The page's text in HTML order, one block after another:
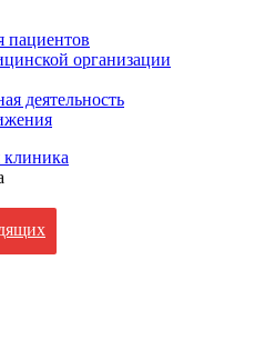
пациентов
организации
деятельность